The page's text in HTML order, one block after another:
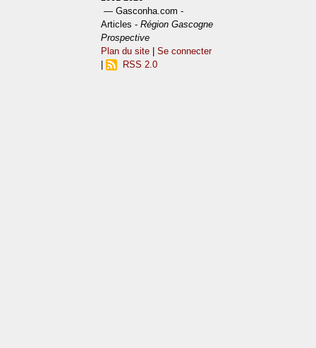
— Gasconha.com -
Articles -Région Gascogne
Prospective
Plan du site |Se connecter
RSS 2.0